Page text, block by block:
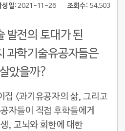
성일 2021-11-26 조회수 54,503
발전의 토대가 된
과학기술유공자들은
았을까?
집 <과기유공자의 삶, 그리고
자들이 직접 후학들에게
, 고뇌와 회한에 대한